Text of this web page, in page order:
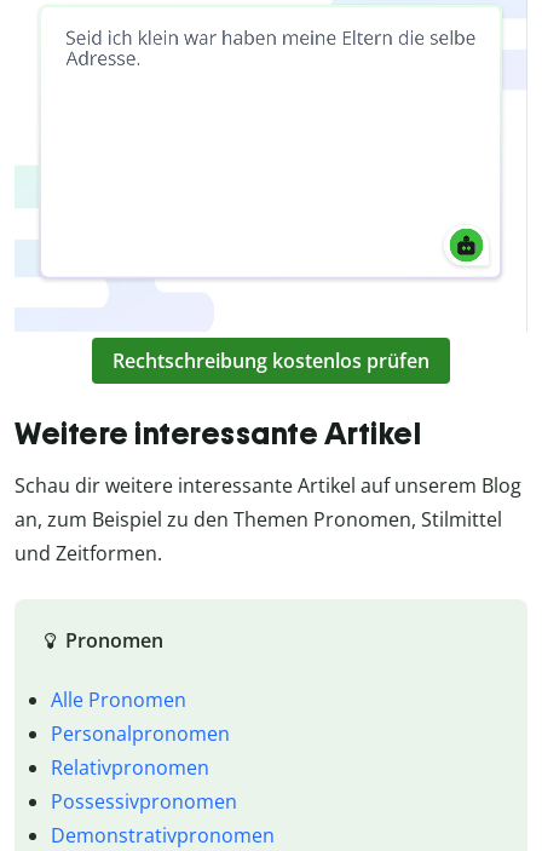
Rechtschreibung kostenlos prüfen
Weitere interessante Artikel
Schau dir weitere interessante Artikel auf unserem Blog
an, zum Beispiel zu den Themen Pronomen, Stilmittel
und Zeitformen.
Pronomen
Alle Pronomen
Personalpronomen
Relativpronomen
Possessivpronomen
Demonstrativpronomen